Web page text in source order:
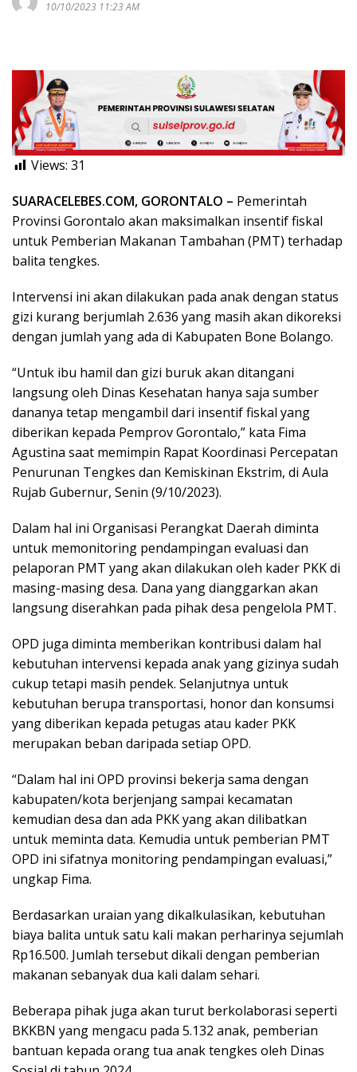
10/10/2023 11:23 AM
Views: 31
SUARACELEBES.COM, GORONTALO – Pemerintah
Provinsi Gorontalo akan maksimalkan insentif fiskal
untuk Pemberian Makanan Tambahan (PMT) terhadap
balita tengkes.
Intervensi ini akan dilakukan pada anak dengan status
gizi kurang berjumlah 2.636 yang masih akan dikoreksi
dengan jumlah yang ada di Kabupaten Bone Bolango.
“Untuk ibu hamil dan gizi buruk akan ditangani
langsung oleh Dinas Kesehatan hanya saja sumber
dananya tetap mengambil dari insentif fiskal yang
diberikan kepada Pemprov Gorontalo,” kata Fima
Agustina saat memimpin Rapat Koordinasi Percepatan
Penurunan Tengkes dan Kemiskinan Ekstrim, di Aula
Rujab Gubernur, Senin (9/10/2023).
Dalam hal ini Organisasi Perangkat Daerah diminta
untuk memonitoring pendampingan evaluasi dan
pelaporan PMT yang akan dilakukan oleh kader PKK di
masing-masing desa. Dana yang dianggarkan akan
langsung diserahkan pada pihak desa pengelola PMT.
OPD juga diminta memberikan kontribusi dalam hal
kebutuhan intervensi kepada anak yang gizinya sudah
cukup tetapi masih pendek. Selanjutnya untuk
kebutuhan berupa transportasi, honor dan konsumsi
yang diberikan kepada petugas atau kader PKK
merupakan beban daripada setiap OPD.
“Dalam hal ini OPD provinsi bekerja sama dengan
kabupaten/kota berjenjang sampai kecamatan
kemudian desa dan ada PKK yang akan dilibatkan
untuk meminta data. Kemudia untuk pemberian PMT
OPD ini sifatnya monitoring pendampingan evaluasi,”
ungkap Fima.
Berdasarkan uraian yang dikalkulasikan, kebutuhan
biaya balita untuk satu kali makan perharinya sejumlah
Rp16.500. Jumlah tersebut dikali dengan pemberian
makanan sebanyak dua kali dalam sehari.
Beberapa pihak juga akan turut berkolaborasi seperti
BKKBN yang mengacu pada 5.132 anak, pemberian
bantuan kepada orang tua anak tengkes oleh Dinas